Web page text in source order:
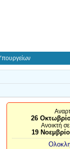
26
Ανοικτή
19